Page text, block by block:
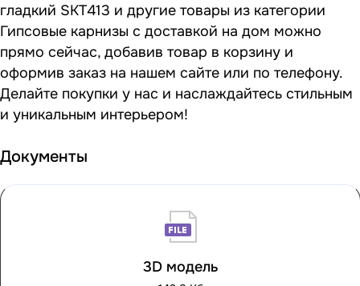
гладкий SKT413 и другие товары из категории
Гипсовые карнизы с доставкой на дом можно
прямо сейчас, добавив товар в корзину и
оформив заказ на нашем сайте или по телефону.
Делайте покупки у нас и наслаждайтесь стильным
и уникальным интерьером!
Документы
3D модель